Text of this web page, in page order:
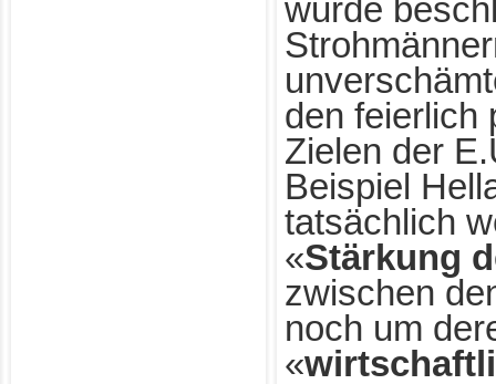
wurde
den feierlich
Zielen der
Beispiel
tatsächlich
«Stärkung
zwischen
noch um
«